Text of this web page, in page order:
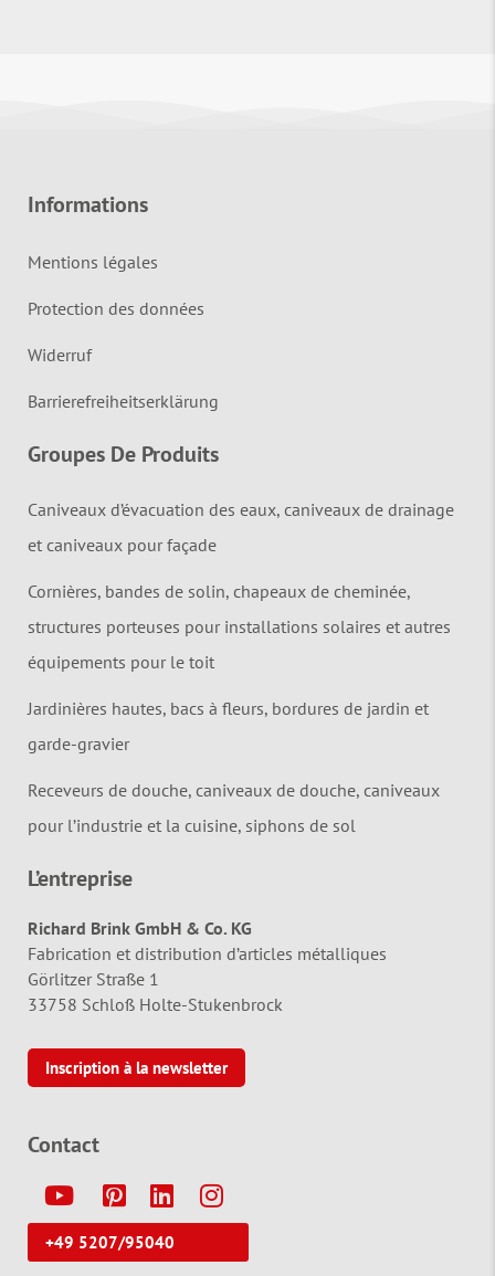
Informations
Mentions légales
Protection des données
Widerruf
Barrierefreiheitserklärung
Groupes De Produits
Caniveaux d’évacuation des eaux, caniveaux de drainage
et caniveaux pour façade
Cornières, bandes de solin, chapeaux de cheminée,
structures porteuses pour installations solaires et autres
équipements pour le toit
Jardinières hautes, bacs à fleurs, bordures de jardin et
garde-gravier
Receveurs de douche, caniveaux de douche, caniveaux
pour l’industrie et la cuisine, siphons de sol
L’entreprise
Richard Brink GmbH & Co. KG
Fabrication et distribution d’articles métalliques
Görlitzer Straße 1
33758 Schloß Holte-Stukenbrock
Inscription à la newsletter
Contact
+49 5207/95040